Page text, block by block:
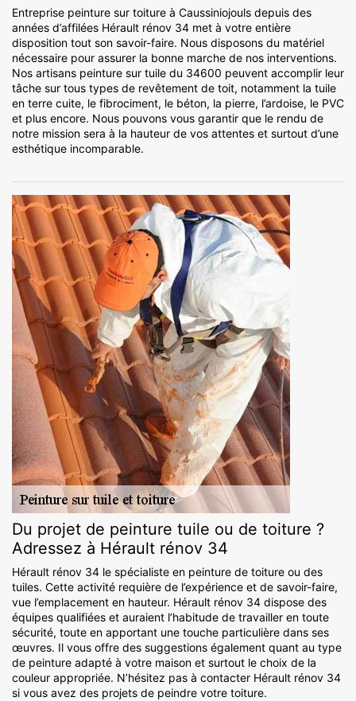
Entreprise peinture sur toiture à Caussiniojouls depuis des
années d’affilées Hérault rénov 34 met à votre entière
disposition tout son savoir-faire. Nous disposons du matériel
nécessaire pour assurer la bonne marche de nos interventions.
Nos artisans peinture sur tuile du 34600 peuvent accomplir leur
tâche sur tous types de revêtement de toit, notamment la tuile
en terre cuite, le fibrociment, le béton, la pierre, l’ardoise, le PVC
et plus encore. Nous pouvons vous garantir que le rendu de
notre mission sera à la hauteur de vos attentes et surtout d’une
esthétique incomparable.
Du projet de peinture tuile ou de toiture ?
Adressez à Hérault rénov 34
Hérault rénov 34 le spécialiste en peinture de toiture ou des
tuiles. Cette activité requière de l’expérience et de savoir-faire,
vue l’emplacement en hauteur. Hérault rénov 34 dispose des
équipes qualifiées et auraient l’habitude de travailler en toute
sécurité, toute en apportant une touche particulière dans ses
œuvres. Il vous offre des suggestions également quant au type
de peinture adapté à votre maison et surtout le choix de la
couleur appropriée. N’hésitez pas à contacter Hérault rénov 34
si vous avez des projets de peindre votre toiture.